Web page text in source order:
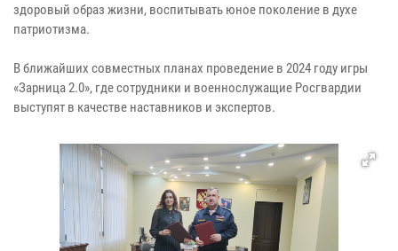
здоровый образ жизни, воспитывать юное поколение в духе
патриотизма.
В ближайших совместных планах проведение в 2024 году игры
«Зарница 2.0», где сотрудники и военнослужащие Росгвардии
выступят в качестве наставников и экспертов.